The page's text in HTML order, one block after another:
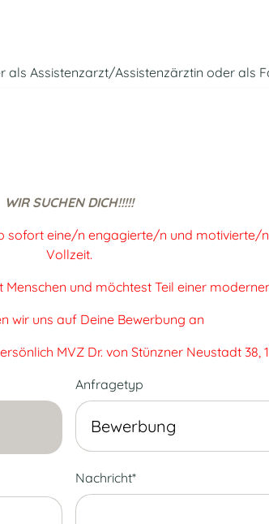
als Assistenzarzt/Assistenzärztin oder
WIR SUCHEN DICH!!!!!
sofort eine/n engagierte/n und
Vollzeit.
und möchtest Teil einer
wir uns auf Deine Bewerbung an
MVZ Dr. von Stünzner Neustadt 38,
Anfragetyp
Nachricht*